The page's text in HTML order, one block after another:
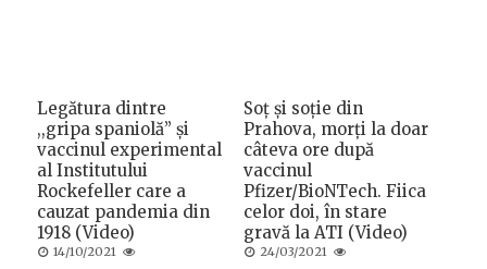
Legătura dintre
,,gripa spaniolă” și
vaccinul experimental
al Institutului
Rockefeller care a
cauzat pandemia din
1918 (Video)
Posted
14/10/2021
Soț și soție din
Prahova, morți la doar
câteva ore după
vaccinul
Pfizer/BioNTech. Fiica
celor doi, în stare
gravă la ATI (Video)
Posted
24/03/2021